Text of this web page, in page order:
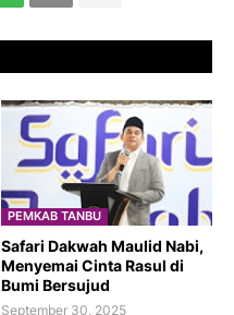
PEMKAB TANBU
Safari Dakwah Maulid Nabi,
Menyemai Cinta Rasul di
Bumi Bersujud
September 30, 2025